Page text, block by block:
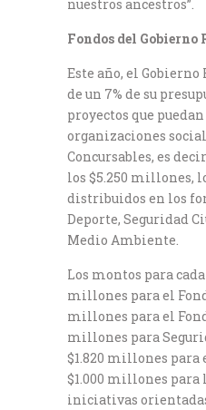
nuestros ancestros”.
Fondos del Gobierno
Este año, el
de un 7% de su
proyectos que
organizaciones
Concursables, es
los $5.250 millones,
distribuidos en los
Deporte, Seguridad
Medio Ambiente.
Los montos para
millones para el
millones para el
millones para
$1.820 millones para
$1.000 millones para
iniciativas